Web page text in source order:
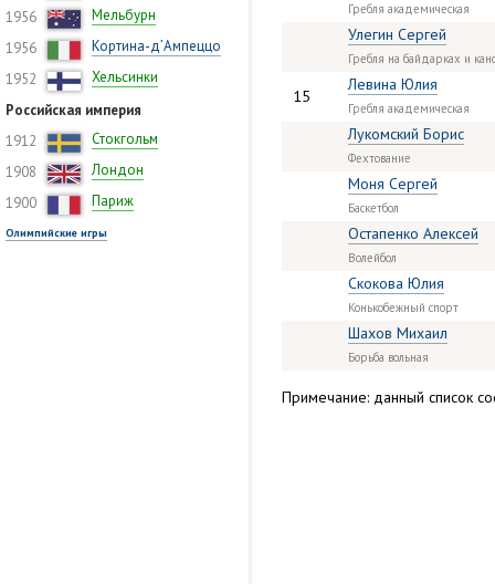
1956
Мельбурн
1956
Кортина-д’Ампеццо
1952
Хельсинки
Российская империя
1912
Стокгольм
1908
Лондон
1900
Париж
Олимпийские игры
Гребля академическая
Улегин Сергей
Гребля на байдарках и
15
Левина Юлия
Гребля академическая
Лукомский Борис
Фехтование
Моня Сергей
Баскетбол
Остапенко Алексей
Волейбол
Скокова Юлия
Конькобежный спорт
Шахов Михаил
Борьба вольная
Примечание: данный список